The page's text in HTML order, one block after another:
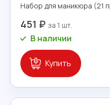
Набор для маникюра (21
451 ₽
В наличии
Купить